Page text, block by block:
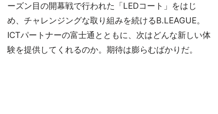
ーズン目の開幕戦で行われた「LEDコート」をはじ
め、チャレンジングな取り組みを続けるB.LEAGUE。
ICTパートナーの富士通とともに、次はどんな新しい体
験を提供してくれるのか。期待は膨らむばかりだ。